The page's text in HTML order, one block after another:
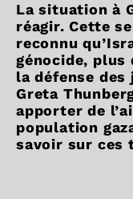
La situation à
réagir. Cette
reconnu
génocide, plus
la défense
Greta
apporter de
population
savoir sur ces